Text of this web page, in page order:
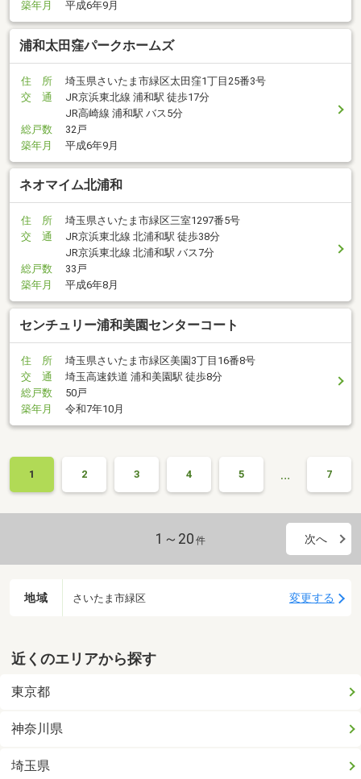
築年月 平成6年9月
浦和太田窪パークホームズ
住 所
埼玉県さいたま市緑区太田窪1丁目25番3号
交 通
JR京浜東北線 浦和駅 徒歩17分
JR高崎線 浦和駅 バス5分
総戸数
32戸
築年月
平成6年9月
ネオマイム北浦和
住 所
埼玉県さいたま市緑区三室1297番5号
交 通
JR京浜東北線 北浦和駅 徒歩38分
JR京浜東北線 北浦和駅 バス7分
総戸数
33戸
築年月
平成6年8月
センチュリー浦和美園センターコート
住 所
埼玉県さいたま市緑区美園3丁目16番8号
交 通
埼玉高速鉄道 浦和美園駅 徒歩8分
総戸数
50戸
築年月
令和7年10月
1 2 3 4 5 … 7
1～20 件 次へ
地域 さいたま市緑区 変更する
近くのエリアから探す
東京都
神奈川県
埼玉県